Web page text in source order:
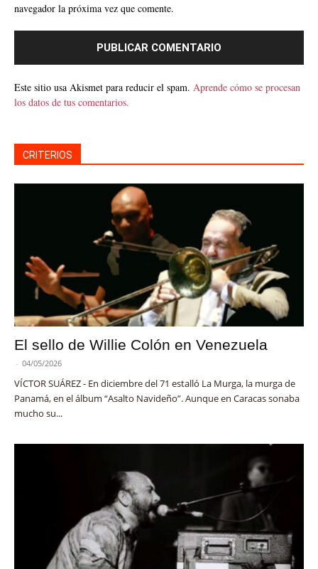
navegador la próxima vez que comente.
Este sitio usa Akismet para reducir el spam. Aprende cómo se procesan
los datos de tus comentarios.
CRITERIOS
El sello de Willie Colón en Venezuela
- 04/05/2026
VÍCTOR SUÁREZ - En diciembre del 71 estalló La Murga, la murga de
Panamá, en el álbum “Asalto Navideño”. Aunque en Caracas sonaba
mucho su...